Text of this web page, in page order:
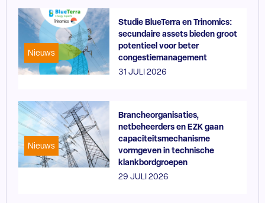
Nieuws
Studie BlueTerra en Trinomics:
secundaire assets bieden groot
potentieel voor beter
congestiemanagement
31 JULI 2026
Nieuws
Brancheorganisaties,
netbeheerders en EZK gaan
capaciteitsmechanisme
vormgeven in technische
klankbordgroepen
29 JULI 2026